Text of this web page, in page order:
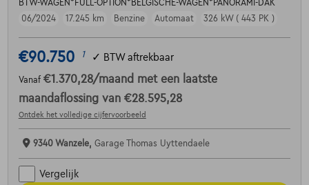
BTW-WAGEN*FULL-OPTION*BELGISCHE-WAGEN*PANORAMI-DAK
06/2024
17.245 km Benzine Automaat 326 kW ( 443 PK )
€90.750 1 ✓ BTW aftrekbaar
Vanaf €1.370,28/maand met een laatste
maandaflossing van €28.595,28
Ontdek het volledige cijfervoorbeeld
9340 Wanzele, Garage Thomas Uyttendaele
Vergelijk